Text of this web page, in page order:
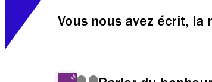
Vous nous avez écrit,